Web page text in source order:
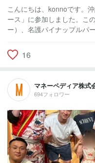
こんにちは、konnoです。
ース」に参加しました。こ
ー）、名護パイナップルパ
16
マネーペディア株式
694フォロワー